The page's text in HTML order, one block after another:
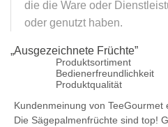
die die Ware oder
oder genutzt haben.
„Ausgezeichnete Früchte”
Produktsortiment
Bedienerfreundlichkeit
Produktqualität
Kundenmeinung von TeeGourmet
Die Sägepalmenfrüchte sind top!